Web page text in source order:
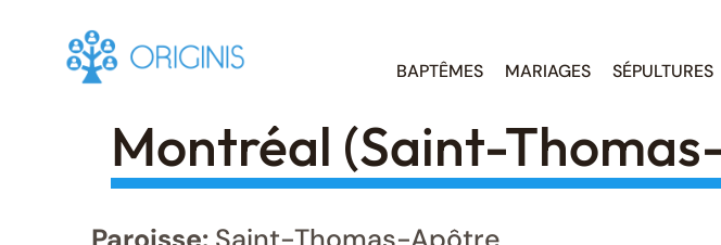
BAPTÊMES MARIAGES SÉPULTURES
Montréal (Saint-